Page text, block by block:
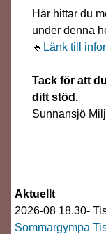
Här hittar du
under denna
🔹 Länk till
Tack för att
ditt stöd.
Sunnansjö
Aktuellt
2026-08 18.30-
Sommargympa